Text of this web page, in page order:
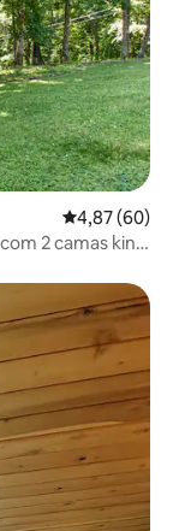
4,87 de uma
4,87 (60)
2 camas king